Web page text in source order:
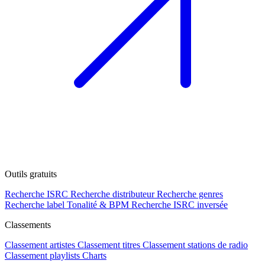
Outils gratuits
Recherche ISRC Recherche distributeur Recherche genres
Recherche label Tonalité & BPM Recherche ISRC inversée
Classements
Classement artistes Classement titres Classement stations de radio
Classement playlists Charts